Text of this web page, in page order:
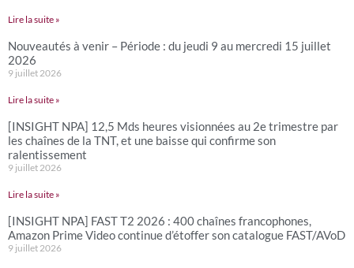
Lire la suite »
Nouveautés à venir – Période : du jeudi 9 au mercredi 15 juillet
2026
9 juillet 2026
Lire la suite »
[INSIGHT NPA] 12,5 Mds heures visionnées au 2e trimestre par
les chaînes de la TNT, et une baisse qui confirme son
ralentissement
9 juillet 2026
Lire la suite »
[INSIGHT NPA] FAST T2 2026 : 400 chaînes francophones,
Amazon Prime Video continue d’étoffer son catalogue FAST/AVoD
9 juillet 2026